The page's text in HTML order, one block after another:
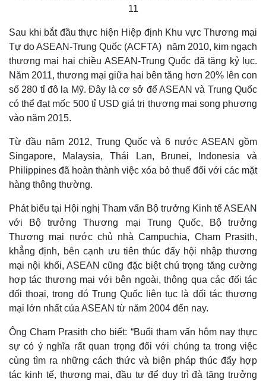
Quan sát
Cuộc sống đó đây
Hồ sơ
Video
Ảnh
E-Magazine
Infographic
11
Sau khi bắt đầu thực hiện Hiệp định Khu vực Thương mại
Tự do ASEAN-Trung Quốc (ACFTA) năm 2010, kim ngạch
thương mại hai chiều ASEAN-Trung Quốc đã tăng kỷ lục.
Năm 2011, thương mại giữa hai bên tăng hơn 20% lên con
số 280 tỉ đô la Mỹ. Đây là cơ sở để ASEAN và Trung Quốc
có thể đạt mốc 500 tỉ USD giá trị thương mại song phương
vào năm 2015.
Từ đầu năm 2012, Trung Quốc và 6 nước ASEAN gồm
Singapore, Malaysia, Thái Lan, Brunei, Indonesia và
Philippines đã hoàn thành việc xóa bỏ thuế đối với các mặt
hàng thông thường.
Phát biểu tại Hội nghị Tham vấn Bộ trưởng Kinh tế ASEAN
với Bộ trưởng Thương mại Trung Quốc, Bộ trưởng
Thương mại nước chủ nhà Campuchia, Cham Prasith,
khẳng định, bên cạnh ưu tiên thúc đẩy hội nhập thương
mại nội khối, ASEAN cũng đặc biệt chú trọng tăng cường
hợp tác thương mại với bên ngoài, thông qua các đối tác
đối thoại, trong đó Trung Quốc liên tục là đối tác thương
mại lớn nhất của ASEAN từ năm 2004 đến nay.
Ông Cham Prasith cho biết: “Buổi tham vấn hôm nay thực
sự có ý nghĩa rất quan trọng đối với chúng ta trong việc
cùng tìm ra những cách thức và biện pháp thúc đẩy hợp
tác kinh tế, thương mại, đầu tư để duy trì đà tăng trưởng